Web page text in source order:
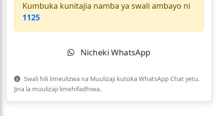
Kumbuka kunitajia namba ya swali ambayo ni
1125
Nicheki WhatsApp
Swali hili limeulizwa na Muulizaji kutoka WhatsApp Chat yetu.
Jina la muulizaji limehifadhiwa.